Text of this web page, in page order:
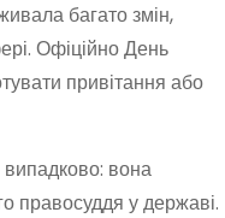
багато змін,
Офіційно День
привітання або
вона
правосуддя у державі.